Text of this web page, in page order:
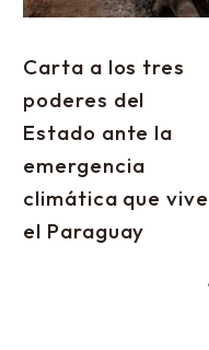
Carta a los tres
poderes del
Estado ante la
emergencia
climática que vive
el Paraguay